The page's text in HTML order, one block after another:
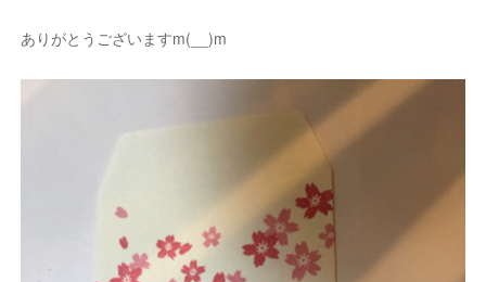
ありがとうございますm(__)m